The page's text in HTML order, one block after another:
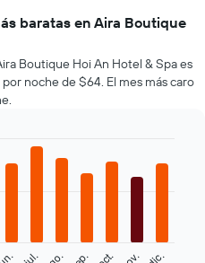
baratas en Aira Boutique
Boutique Hoi An Hotel & Spa es
noche de $64. El mes más caro
jul.